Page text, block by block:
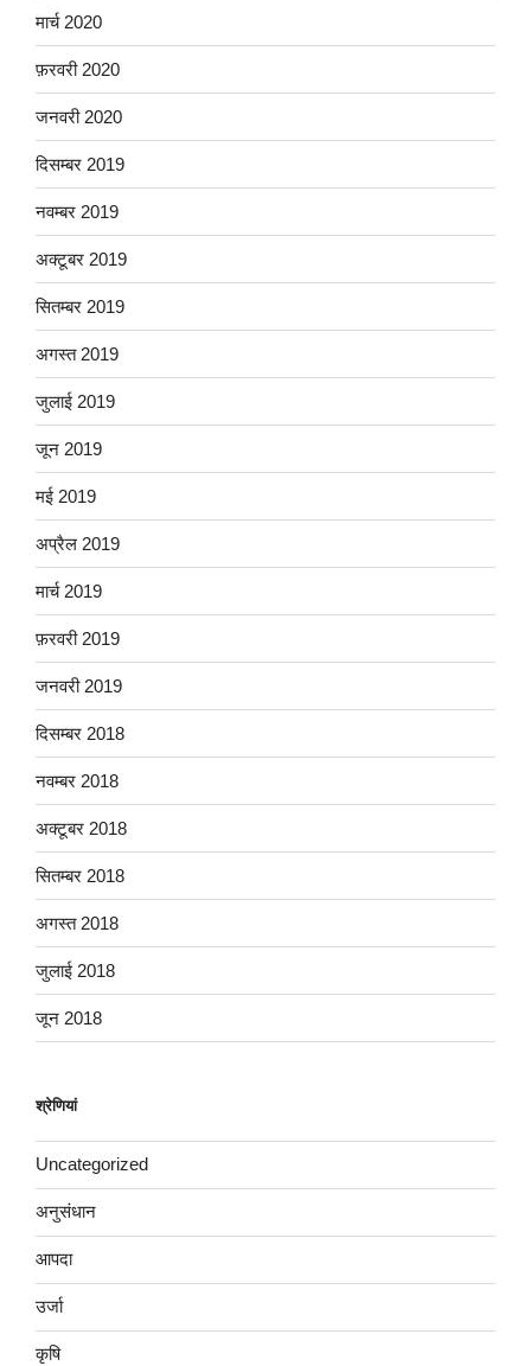
मार्च 2020
फ़रवरी 2020
जनवरी 2020
दिसम्बर 2019
नवम्बर 2019
अक्टूबर 2019
सितम्बर 2019
अगस्त 2019
जुलाई 2019
जून 2019
मई 2019
अप्रैल 2019
मार्च 2019
फ़रवरी 2019
जनवरी 2019
दिसम्बर 2018
नवम्बर 2018
अक्टूबर 2018
सितम्बर 2018
अगस्त 2018
जुलाई 2018
जून 2018
श्रेणियां
Uncategorized
अनुसंधान
आपदा
उर्जा
कृषि